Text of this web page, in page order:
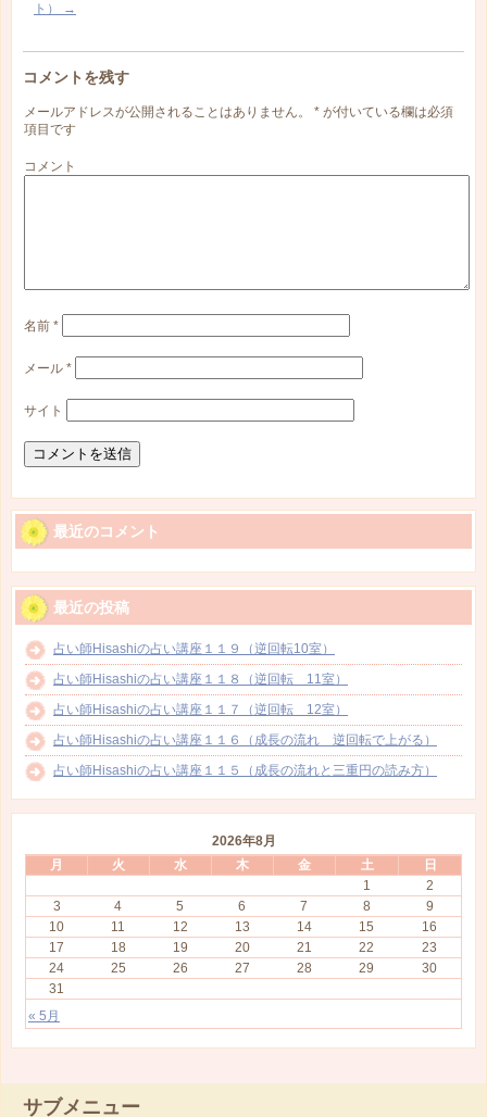
ト）
→
コメントを残す
メールアドレスが公開されることはありません。 * が付いている欄は必須
項目です
コメント
名前*
メール*
サイト
最近のコメント
最近の投稿
占い師Hisashiの占い講座１１９（逆回転10室）
占い師Hisashiの占い講座１１８（逆回転 11室）
占い師Hisashiの占い講座１１７（逆回転 12室）
占い師Hisashiの占い講座１１６（成長の流れ 逆回転で上がる）
占い師Hisashiの占い講座１１５（成長の流れと三重円の読み方）
2026年8月
月
火 水 木 金 土 日
« 5月
1
2
3
4 5 6 7 8
9
10
11 12 13 14 15
16
17
18 19 20 21 22
23
24
25 26 27 28 29
30
31
サブメニュー